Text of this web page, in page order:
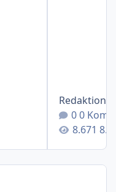
Redaktion
0